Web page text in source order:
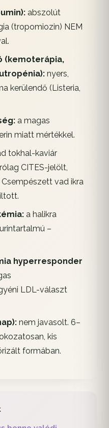
abszolút
(tropomiozin) NEM
(kemoterápia,
nyers,
kerülendő (Listeria,
a magas
miatt mértékkel.
tokhal-kaviár
CITES-jelölt,
vad ikra
a halikra
–
hyperresponder
LDL-választ
nem javasolt. 6–
kis
formában.